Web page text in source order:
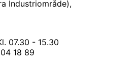
Industriområde),
07.30 - 15.30
18 89